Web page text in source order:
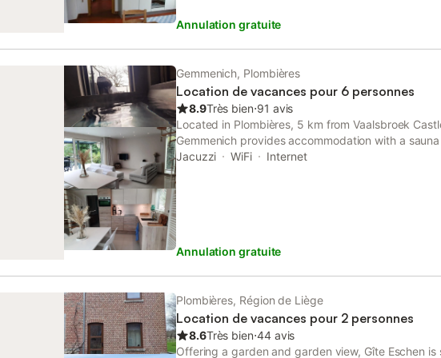
number 1. Brief descriptionOther : Non-smoking
possibilities : Aachen(D), Maastricht(NL), and
destinations with their sights and typical flair. You
of Europe with the three languages German,
typical regional cuisine.Location description : The
is picturesquely situated on a ridge between " Gulp
find everything you need for your daily needs in
Annulation gratuite
Gemmenich, Plombières
Location de vacances pour 6 personnes
8.9Très bien⋅91 avis
Located in Plombières, 5 km from Vaalsbroek
Gemmenich provides accommodation with a
property offers access to a terrace, free private
Jacuzzi WiFi Internet
Annulation gratuite
Plombières, Région de Liège
Location de vacances pour 2 personnes
8.6Très bien⋅44 avis
Offering a garden and garden view, Gîte Eschen is